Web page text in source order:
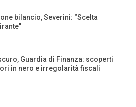
bilancio, Severini: “Scelta
Guardia di Finanza: scoperti
in nero e irregolarità fiscali